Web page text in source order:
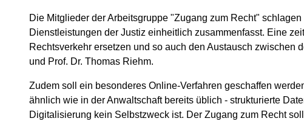
Die Mitglieder der Arbeitsgruppe "Zugang zum Recht"
Dienstleistungen der Justiz einheitlich zusammenfasst. Eine
Rechtsverkehr ersetzen und so auch den Austausch zwischen
und Prof. Dr. Thomas Riehm.
Zudem soll ein besonderes Online-Verfahren geschaffen
ähnlich wie in der Anwaltschaft bereits üblich - strukturierte
Digitalisierung kein Selbstzweck ist. Der Zugang zum Recht